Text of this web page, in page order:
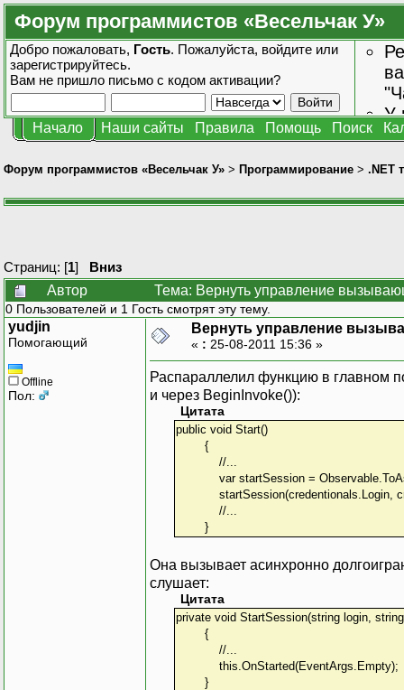
Форум программистов «Весельчак У»
Добро пожаловать, Гость. Пожалуйста, войдите или
зарегистрируйтесь.
Вам не пришло письмо с кодом активации?
У
Начало Наши сайты Правила Помощь Поиск
Форум программистов «Весельчак У» > Программирование > .NET
Страниц: [1] Вниз
Автор
Тема: Вернуть управление
0 Пользователей и 1 Гость смотрят эту тему.
yudjin
Помогающий
Offline
Пол:
Вернуть управление
« : 25-08-2011 15:36 »
Распараллелил функцию в главном
и через BeginInvoke()):
Цитата
public void Start()
{
//...
var startSession =
startSession(credentionals.Login,
//...
}
Она вызывает асинхронно
слушает:
Цитата
private void StartSession(string login,
{
//...
this.OnStarted(EventArgs.Empty);
}